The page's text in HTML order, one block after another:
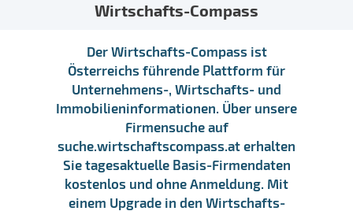
Wirtschafts-Compass
Der Wirtschafts-Compass ist
Österreichs führende Plattform für
Unternehmens-, Wirtschafts- und
Immobilieninformationen. Über unsere
Firmensuche auf
suche.wirtschaftscompass.at erhalten
Sie tagesaktuelle Basis-Firmendaten
kostenlos und ohne Anmeldung. Mit
einem Upgrade in den Wirtschafts-